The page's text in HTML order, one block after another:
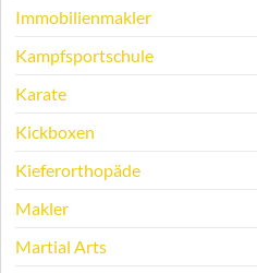
Immobilienmakler
Kampfsportschule
Karate
Kickboxen
Kieferorthopäde
Makler
Martial Arts